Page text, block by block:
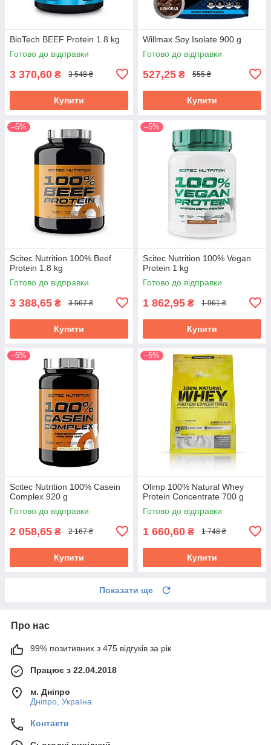
BioTech BEEF Protein 1.8 kg
Готово до відправки
3 370,60 ₴ 3 548 ₴
Купити
Willmax Soy Isolate 900 g
Готово до відправки
527,25 ₴ 555 ₴
Купити
–5%
Scitec Nutrition 100% Beef
Protein 1.8 kg
Готово до відправки
3 388,65 ₴ 3 567 ₴
Купити
–5%
Scitec Nutrition 100% Vegan
Protein 1 kg
Готово до відправки
1 862,95 ₴ 1 961 ₴
Купити
–5%
Scitec Nutrition 100% Casein
Complex 920 g
Готово до відправки
2 058,65 ₴ 2 167 ₴
Купити
–5%
Olimp 100% Natural Whey
Protein Concentrate 700 g
Готово до відправки
1 660,60 ₴ 1 748 ₴
Купити
Показати ще
Про нас
99% позитивних з 475 відгуків за рік
Працює з 22.04.2018
м. Дніпро
Дніпро, Україна
Контакти